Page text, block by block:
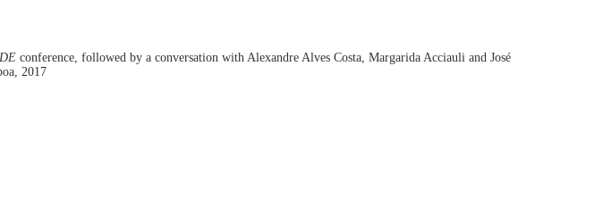
conference, followed by a conversation with Alexandre Alves Costa, Margarida Acciauli and José
2017